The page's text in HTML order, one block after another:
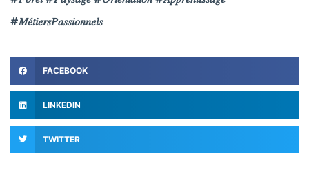
#𝑀𝑒́𝑡𝑖𝑒𝑟𝑠𝑃𝑎𝑠𝑠𝑖𝑜𝑛𝑛𝑒𝑙𝑠
FACEBOOK
LINKEDIN
TWITTER